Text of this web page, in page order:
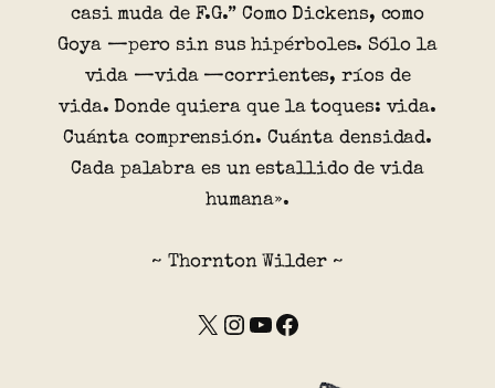
casi muda de F.G.” Como Dickens, como
Goya —pero sin sus hipérboles. Sólo la
vida —vida —corrientes, ríos de
vida. Donde quiera que la toques: vida.
Cuánta comprensión. Cuánta densidad.
Cada palabra es un estallido de vida
humana».
~ Thornton Wilder ~
X Instagram YouTube Facebook